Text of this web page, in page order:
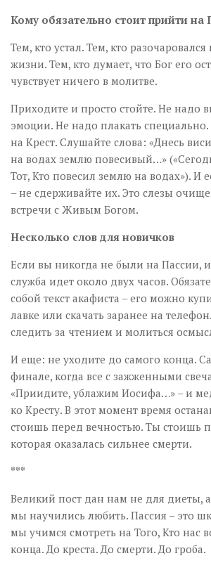
Кому обязательно стоит прийти на
Тем, кто устал. Тем, кто
жизни. Тем, кто думает, что Бог его
чувствует ничего в молитве.
Приходите и просто стойте. Не надо
эмоции. Не надо плакать специально.
на Крест. Слушайте слова: «Днесь
на водах землю повесивый…»
Тот, Кто повесил землю на водах»). И
– не сдерживайте их. Это слезы
встречи с Живым Богом.
Несколько слов для новичков
Если вы никогда не были на Пассии,
служба идет около двух часов.
собой текст акафиста – его можно
лавке или скачать заранее на
следить за чтением и молиться
И еще: не уходите до самого конца.
финале, когда все с зажженными
«Приидите, ублажим Иосифа…» – и
ко Кресту. В этот момент время
стоишь перед вечностью. Ты стоишь
которая оказалась сильнее смерти.
***
Великий пост дан нам не для диеты,
мы научились любить. Пассия – это
мы учимся смотреть на Того, Кто нас
конца. До креста. До смерти. До гроба.